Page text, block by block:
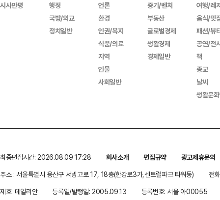
시사만평
행정
국방/외교
정치일반
언론
환경
인권/복지
식품/의료
지역
인물
사회일반
중기/벤처
부동산
글로벌경제
생활경제
경제일반
여행/레
음식/맛
패션/뷰
공연/전
책
종교
날씨
생활문
최종편집시간: 2026.08.09 17:28 회사소개 편집규약
광고제휴문의
주소 : 서울특별시 용산구 서빙고로 17, 18층(한강로3가,센트럴파크 타워동)
전
제호: 데일리안
등록일/발행일: 2005.09.13 등록번호: 서울 아00055